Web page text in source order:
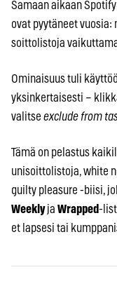
Samaan aikaan
ovat pyytäneet
soittolistoja
Ominaisuus tuli
yksinkertaisesti –
valitse exclude from
Tämä on pelastus
unisoittolistoja, white
guilty pleasure -biisi,
Weeklyja Wrapped-
et lapsesi tai